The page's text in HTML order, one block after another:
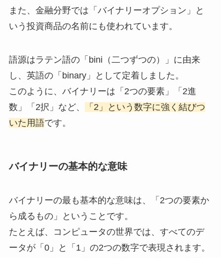
また、金融分野では「バイナリーオプション」と
いう投資商品の名前にも使われています。
語源はラテン語の「bini（二つずつの）」に由来
し、英語の「binary」として定着しました。
このように、バイナリーは「2つの要素」「2進
数」「2択」など、
「2」という数字に強く結びつ
いた用語です。
バイナリーの基本的な意味
バイナリーの最も基本的な意味は、「2つの要素か
ら成るもの」ということです。
たとえば、コンピュータの世界では、すべてのデ
ータが「0」と「1」の2つの数字で表現されます。